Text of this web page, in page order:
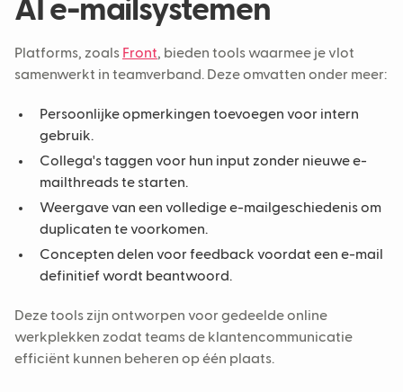
AI e-mailsystemen
Platforms, zoals Front, bieden tools waarmee je vlot
samenwerkt in teamverband. Deze omvatten onder meer:
Persoonlijke opmerkingen toevoegen voor intern
gebruik.
Collega's taggen voor hun input zonder nieuwe e-
mailthreads te starten.
Weergave van een volledige e-mailgeschiedenis om
duplicaten te voorkomen.
Concepten delen voor feedback voordat een e-mail
definitief wordt beantwoord.
Deze tools zijn ontworpen voor gedeelde online
werkplekken zodat teams de klantencommunicatie
efficiënt kunnen beheren op één plaats.